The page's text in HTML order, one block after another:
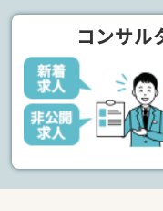
M&Aによる店舗
長を続けています。
○どの店舗も、最
＼福利厚生／
〇「社員第一主義
年間休日120日以
プライベートも充
してくれる制度が
コンサル